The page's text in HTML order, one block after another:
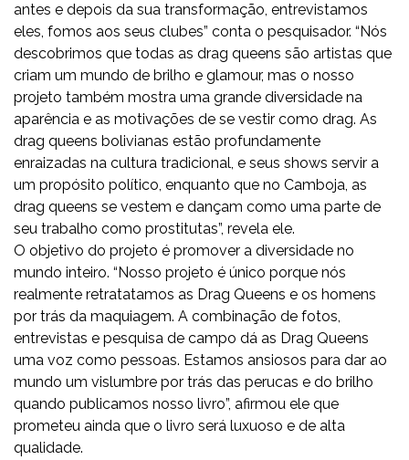
antes e depois da sua transformação, entrevistamos
eles, fomos aos seus clubes” conta o pesquisador. “Nós
descobrimos que todas as drag queens são artistas que
criam um mundo de brilho e glamour, mas o nosso
projeto também mostra uma grande diversidade na
aparência e as motivações de se vestir como drag. As
drag queens bolivianas estão profundamente
enraizadas na cultura tradicional, e seus shows servir a
um propósito político, enquanto que no Camboja, as
drag queens se vestem e dançam como uma parte de
seu trabalho como prostitutas”, revela ele.
O objetivo do projeto é promover a diversidade no
mundo inteiro. “Nosso projeto é único porque nós
realmente retratatamos as Drag Queens e os homens
por trás da maquiagem. A combinação de fotos,
entrevistas e pesquisa de campo dá as Drag Queens
uma voz como pessoas. Estamos ansiosos para dar ao
mundo um vislumbre por trás das perucas e do brilho
quando publicamos nosso livro”, afirmou ele que
prometeu ainda que o livro será luxuoso e de alta
qualidade.